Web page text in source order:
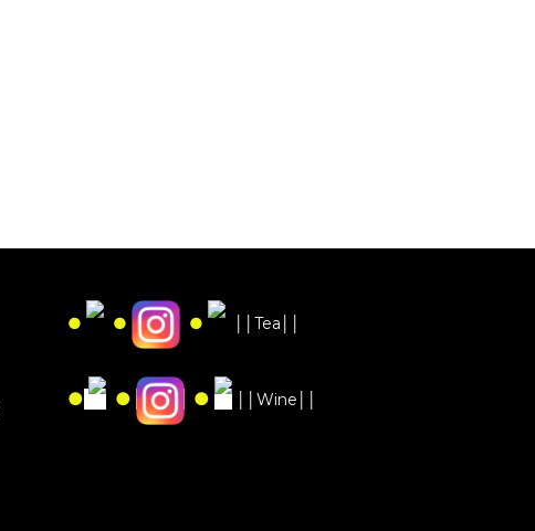
● ● ● ││Tea││
● ● ● ││Wine││